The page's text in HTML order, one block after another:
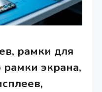
рамки для
экрана,